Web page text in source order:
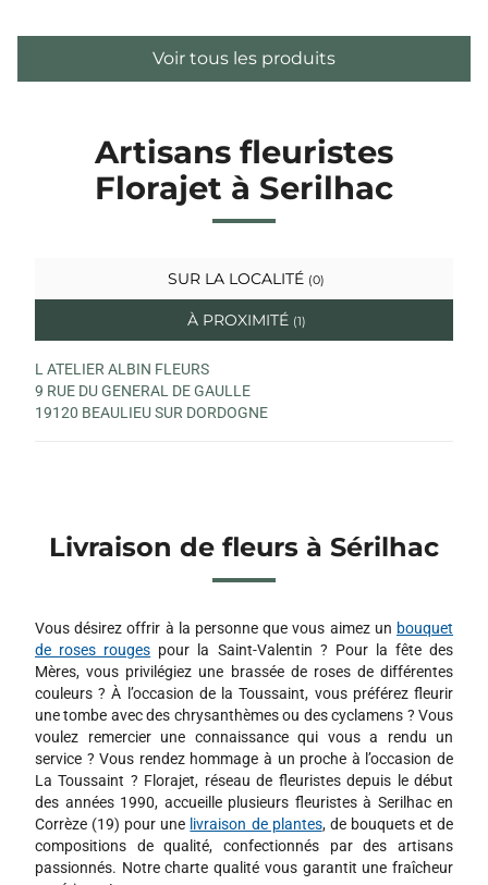
Voir tous les produits
Artisans fleuristes
Florajet à Serilhac
SUR LA LOCALITÉ (0)
À PROXIMITÉ (1)
L ATELIER ALBIN FLEURS
9 RUE DU GENERAL DE GAULLE
19120 BEAULIEU SUR DORDOGNE
Livraison de fleurs à Sérilhac
Vous désirez offrir à la personne que vous aimez un bouquet
de roses rouges pour la Saint-Valentin ? Pour la fête des
Mères, vous privilégiez une brassée de roses de différentes
couleurs ? À l’occasion de la Toussaint, vous préférez fleurir
une tombe avec des chrysanthèmes ou des cyclamens ? Vous
voulez remercier une connaissance qui vous a rendu un
service ? Vous rendez hommage à un proche à l’occasion de
La Toussaint ? Florajet, réseau de fleuristes depuis le début
des années 1990, accueille plusieurs fleuristes à Serilhac en
Corrèze (19) pour une livraison de plantes, de bouquets et de
compositions de qualité, confectionnés par des artisans
passionnés. Notre charte qualité vous garantit une fraîcheur